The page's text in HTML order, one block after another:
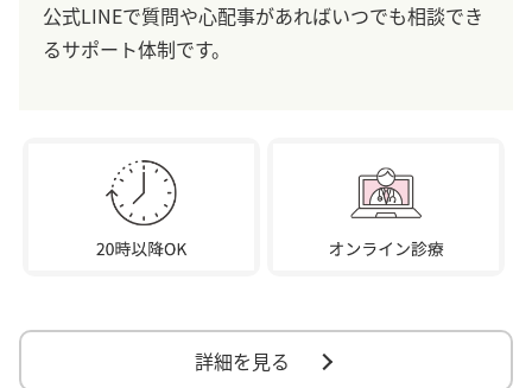
公式LINEで質問や心配事があればいつでも相談でき
るサポート体制です。
詳細を見る